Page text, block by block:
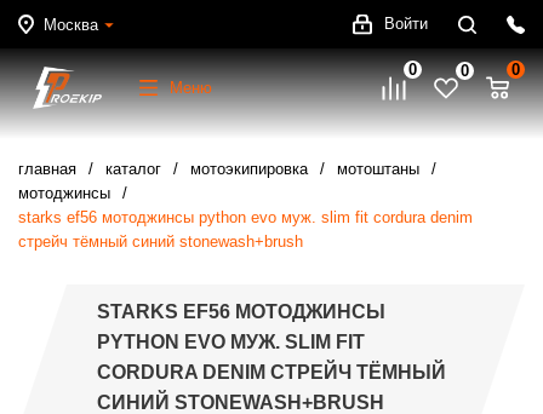
Москва Войти
Меню
0 0 0
главная каталог мотоэкипировка
мотоштаны
мотоджинсы
starks ef56 мотоджинсы python evo муж. slim fit cordura denim
стрейч тёмный синий stonewash+brush
STARKS EF56 МОТОДЖИНСЫ
PYTHON EVO МУЖ. SLIM FIT
CORDURA DENIM СТРЕЙЧ ТЁМНЫЙ
СИНИЙ STONEWASH+BRUSH